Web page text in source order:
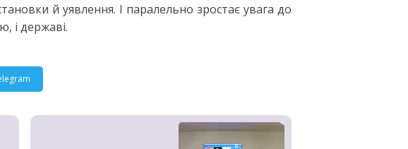
й уявлення. І паралельно зростає увага до
і державі.